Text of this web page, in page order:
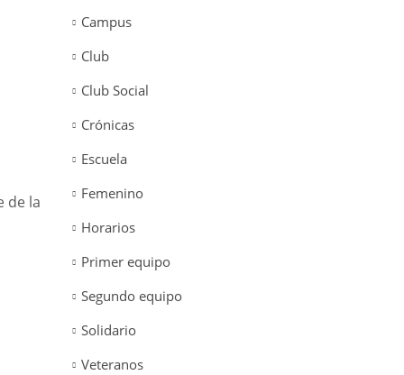
de la
Campus
Club
Club Social
Crónicas
Escuela
Femenino
Horarios
Primer equipo
Segundo equipo
Solidario
Veteranos